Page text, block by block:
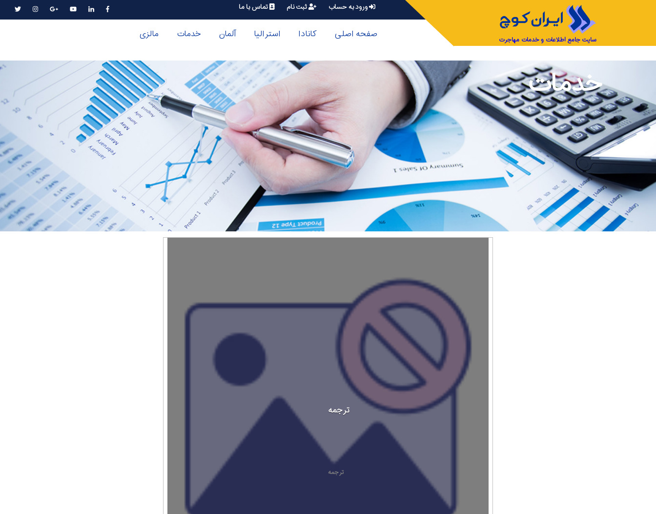
سایت جامع اطلاعات و خدمات مهاجرت
ورود به حساب ثبت نام تماس با ما
صفحه اصلی کانادا استرالیا آلمان خدمات مالزی
خدمات
ترجمه
ترجمه